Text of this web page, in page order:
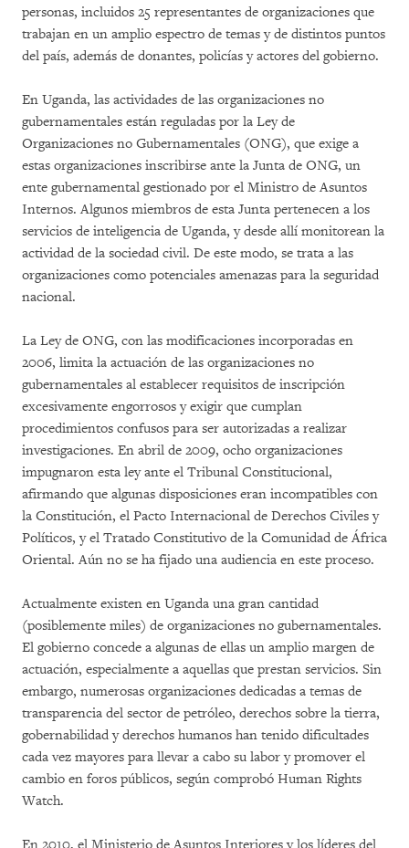
personas, incluidos 25 representantes de organizaciones que
trabajan en un amplio espectro de temas y de distintos puntos
del país, además de donantes, policías y actores del gobierno.
En Uganda, las actividades de las organizaciones no
gubernamentales están reguladas por la Ley de
Organizaciones no Gubernamentales (ONG), que exige a
estas organizaciones inscribirse ante la Junta de ONG, un
ente gubernamental gestionado por el Ministro de Asuntos
Internos. Algunos miembros de esta Junta pertenecen a los
servicios de inteligencia de Uganda, y desde allí monitorean la
actividad de la sociedad civil. De este modo, se trata a las
organizaciones como potenciales amenazas para la seguridad
nacional.
La Ley de ONG, con las modificaciones incorporadas en
2006, limita la actuación de las organizaciones no
gubernamentales al establecer requisitos de inscripción
excesivamente engorrosos y exigir que cumplan
procedimientos confusos para ser autorizadas a realizar
investigaciones. En abril de 2009, ocho organizaciones
impugnaron esta ley ante el Tribunal Constitucional,
afirmando que algunas disposiciones eran incompatibles con
la Constitución, el Pacto Internacional de Derechos Civiles y
Políticos, y el Tratado Constitutivo de la Comunidad de África
Oriental. Aún no se ha fijado una audiencia en este proceso.
Actualmente existen en Uganda una gran cantidad
(posiblemente miles) de organizaciones no gubernamentales.
El gobierno concede a algunas de ellas un amplio margen de
actuación, especialmente a aquellas que prestan servicios. Sin
embargo, numerosas organizaciones dedicadas a temas de
transparencia del sector de petróleo, derechos sobre la tierra,
gobernabilidad y derechos humanos han tenido dificultades
cada vez mayores para llevar a cabo su labor y promover el
cambio en foros públicos, según comprobó Human Rights
Watch.